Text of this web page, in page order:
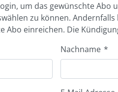
um das gewünschte Abo
zu können.
Abo einreichen. Die
Nachname *